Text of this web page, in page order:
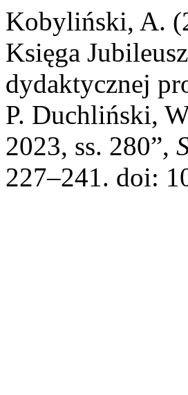
Kobyliński, A.
Księga
dydaktycznej
P. Duchliński,
2023, ss. 280”,
227–241. doi: